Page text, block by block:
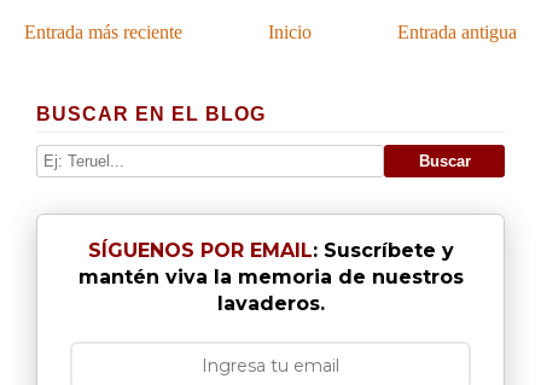
Entrada más reciente Entrada antigua
Inicio
BUSCAR EN EL BLOG
SÍGUENOS POR EMAIL: Suscríbete y
mantén viva la memoria de nuestros
lavaderos.